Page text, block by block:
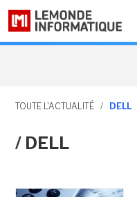
TOUTE L'ACTUALITÉ / DELL
/ DELL